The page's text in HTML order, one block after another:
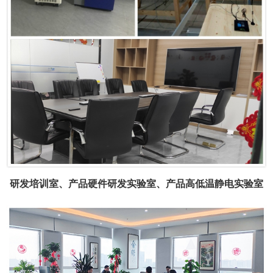
研发培训室、产品硬件研发实验室、产品高低温静电实验室